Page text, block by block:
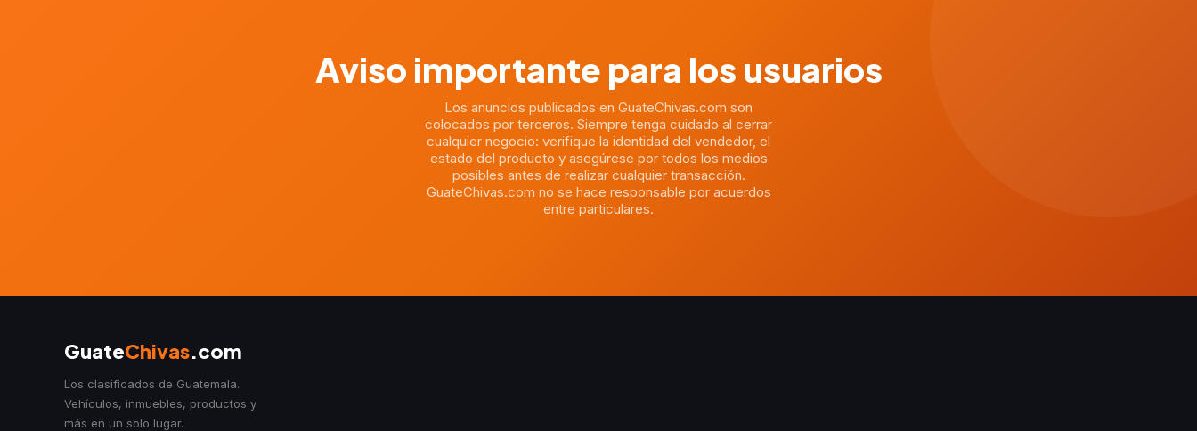
Aviso importante para los usuarios
Los anuncios publicados en GuateChivas.com son
colocados por terceros. Siempre tenga cuidado al cerrar
cualquier negocio: verifique la identidad del vendedor, el
estado del producto y asegúrese por todos los medios
posibles antes de realizar cualquier transacción.
GuateChivas.com no se hace responsable por acuerdos
entre particulares.
GuateChivas.com
Los clasificados de Guatemala.
Vehículos, inmuebles, productos y
más en un solo lugar.